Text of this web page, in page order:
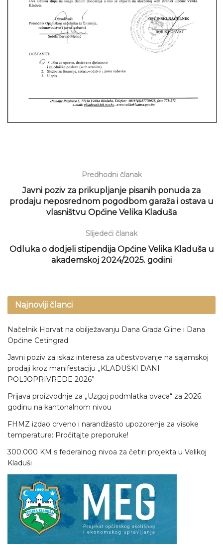
Predhodni članak
Javni poziv za prikupljanje pisanih ponuda za
prodaju neposrednom pogodbom garaža i ostava u
vlasništvu Općine Velika Kladuša
Slijedeći članak
Odluka o dodjeli stipendija Općine Velika Kladuša u
akademskoj 2024/2025. godini
Najnoviji članci
Načelnik Horvat na obilježavanju Dana Grada Gline i Dana
Općine Cetingrad
Javni poziv za iskaz interesa za učestvovanje na sajamskoj
prodaji kroz manifestaciju „KLADUŠKI DANI
POLJOPRIVREDE 2026”
Prijava proizvodnje za „Uzgoj podmlatka ovaca“ za 2026.
godinu na kantonalnom nivou
FHMZ izdao crveno i narandžasto upozorenje za visoke
temperature: Pročitajte preporuke!
300.000 KM s federalnog nivoa za četiri projekta u Velikoj
Kladuši